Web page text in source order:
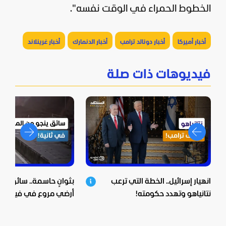
الخطوط الحمراء في الوقت نفسه".
أخبار أميركا أخبار دونالد ترامب أخبار الدنمارك أخبار غرينلاند
فيديوهات ذات صلة
انهيار إسرائيل.. الخطة التي ترعب
نتانياهو وتهدد حكومته!
بثوانٍ حاسمة.. سائق
أرضي مروع في فيتنام